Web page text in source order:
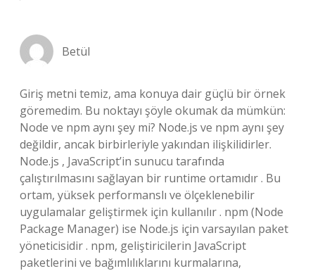
Betül
Giriş metni temiz, ama konuya dair güçlü bir örnek
göremedim. Bu noktayı şöyle okumak da mümkün:
Node ve npm aynı şey mi? Node.js ve npm aynı şey
değildir, ancak birbirleriyle yakından ilişkilidirler.
Node.js , JavaScript’in sunucu tarafında
çalıştırılmasını sağlayan bir runtime ortamıdır . Bu
ortam, yüksek performanslı ve ölçeklenebilir
uygulamalar geliştirmek için kullanılır . npm (Node
Package Manager) ise Node.js için varsayılan paket
yöneticisidir . npm, geliştiricilerin JavaScript
paketlerini ve bağımlılıklarını kurmalarına,